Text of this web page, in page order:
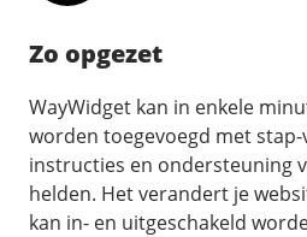
Zo opgezet
WayWidget kan in enkele
worden toegevoegd met
instructies en ondersteuning
helden. Het verandert je
kan in- en uitgeschakeld